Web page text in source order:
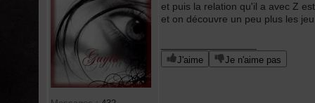
et puis la relation qu'il a avec Z
et on découvre un peu plus les
J'aime Je n'aime pas